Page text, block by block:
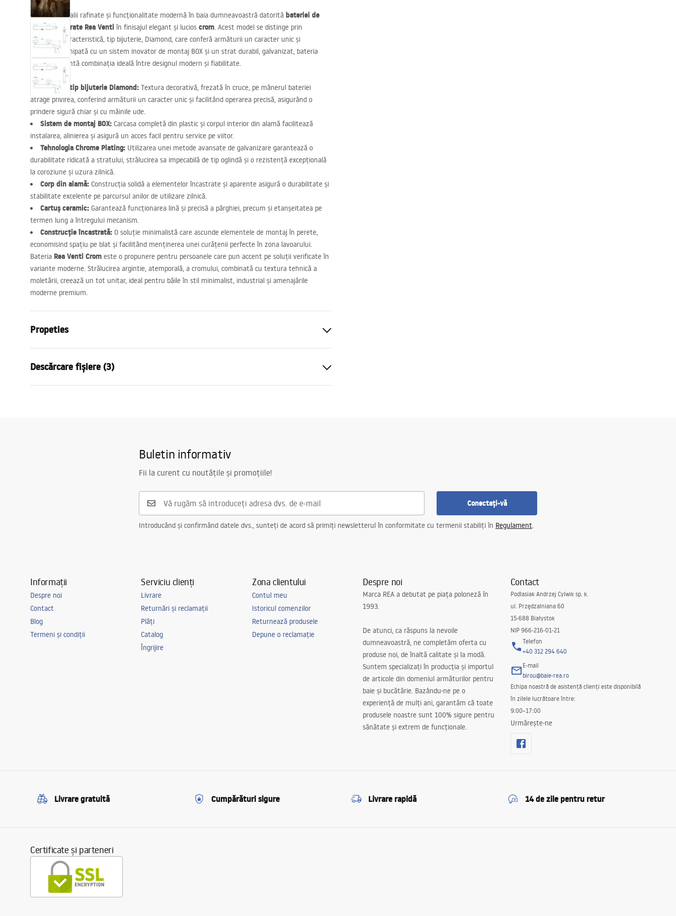
Mizați pe detalii rafinate și funcționalitate modernă în baia dumneavoastră datorită bateriei de
lavoar încastrate Rea Venti în finisajul elegant și lucios crom. Acest model se distinge prin
moletarea caracteristică, tip bijuterie, Diamond, care conferă armăturii un caracter unic și
prestigios. Echipată cu un sistem inovator de montaj BOX și un strat durabil, galvanizat, bateria
Venti reprezintă combinația ideală între designul modern și fiabilitate.
Moletare tip bijuterie Diamond: Textura decorativă, frezată în cruce, pe mânerul bateriei
atrage privirea, conferind armăturii un caracter unic și facilitând operarea precisă, asigurând o
prindere sigură chiar și cu mâinile ude.
Sistem de montaj BOX: Carcasa completă din plastic și corpul interior din alamă facilitează
instalarea, alinierea și asigură un acces facil pentru service pe viitor.
Tehnologia Chrome Plating: Utilizarea unei metode avansate de galvanizare garantează o
durabilitate ridicată a stratului, strălucirea sa impecabilă de tip oglindă și o rezistență excepțională
la coroziune și uzura zilnică.
Corp din alamă: Construcția solidă a elementelor încastrate și aparente asigură o durabilitate și
stabilitate excelente pe parcursul anilor de utilizare zilnică.
Cartuș ceramic: Garantează funcționarea lină și precisă a pârghiei, precum și etanșeitatea pe
termen lung a întregului mecanism.
Construcție încastrată: O soluție minimalistă care ascunde elementele de montaj în perete,
economisind spațiu pe blat și facilitând menținerea unei curățenii perfecte în zona lavoarului.
Bateria Rea Venti Crom este o propunere pentru persoanele care pun accent pe soluții verificate în
variante moderne. Strălucirea argintie, atemporală, a cromului, combinată cu textura tehnică a
moletării, creează un tot unitar, ideal pentru băile în stil minimalist, industrial și amenajările
moderne premium.
Propeties
Metodă de montaj
Culoare
De aur
1/2 țoli
mm
Descărcare fișiere (3)
Buletin informativ
Fii la curent cu noutățile și promoțiile!
Conectați-vă
Introducând și confirmând datele dvs., sunteți de acord să primiți newsletterul în conformitate cu termenii stabiliți în Regulament.
Informații
Despre noi
Contact
Blog
Termeni și condiții
Serviciu clienți
Livrare
Returnări și reclamații
Plăți
Catalog
Îngrijire
Zona clientului
Contul meu
Istoricul comenzilor
Returnează produsele
Depune o reclamație
Despre noi
Marca REA a debutat pe piața poloneză în
1993.
De atunci, ca răspuns la nevoile
dumneavoastră, ne completăm oferta cu
produse noi, de înaltă calitate și la modă.
Suntem specializați în producția și importul
de articole din domeniul armăturilor pentru
baie și bucătărie. Bazându-ne pe o
experiență de mulți ani, garantăm că toate
produsele noastre sunt 100% sigure pentru
sănătate și extrem de funcționale.
Contact
Podlasiak Andrzej Cylwik sp. k.
ul. Przędzalniana 60
15-688 Białystok
NIP 966-216-01-21
Telefon
+40 312 294 640
E-mail
birou@baie-rea.ro
Echipa noastră de asistență clienți este disponibilă
în zilele lucrătoare între:
9:00–17:00
Urmărește-ne
Livrare gratuită Cumpărături sigure Livrare rapidă 14 de zile pentru retur
Certificate și parteneri